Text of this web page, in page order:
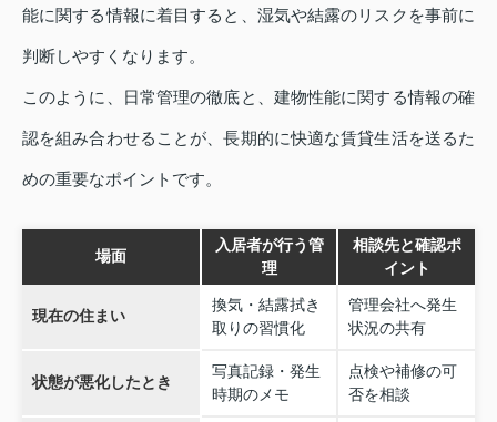
能に関する情報に着目すると、湿気や結露のリスクを事前に
判断しやすくなります。
このように、日常管理の徹底と、建物性能に関する情報の確
認を組み合わせることが、長期的に快適な賃貸生活を送るた
めの重要なポイントです。
場面
入居者が行う管
理
相談先と確認ポ
イント
現在の住まい
換気・結露拭き
取りの習慣化
管理会社へ発生
状況の共有
状態が悪化したとき
写真記録・発生
時期のメモ
点検や補修の可
否を相談